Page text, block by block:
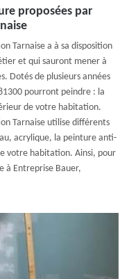
proposées par
Tarnaise a à sa disposition
et qui sauront mener à
Dotés de plusieurs années
pourront peindre : la
de votre habitation.
Tarnaise utilise différents
acrylique, la peinture anti-
votre habitation. Ainsi, pour
à Entreprise Bauer,